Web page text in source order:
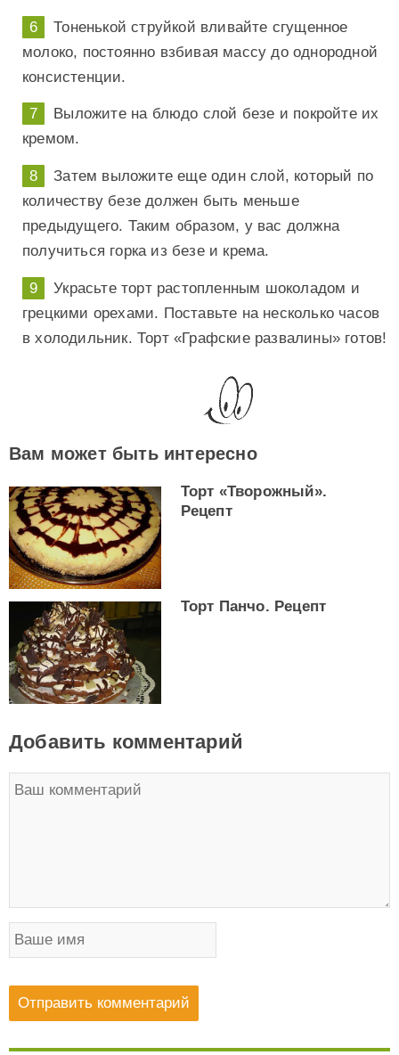
Тоненькой струйкой вливайте сгущенное
молоко, постоянно взбивая массу до однородной
консистенции.
Выложите на блюдо слой безе и покройте их
кремом.
Затем выложите еще один слой, который по
количеству безе должен быть меньше
предыдущего. Таким образом, у вас должна
получиться горка из безе и крема.
Украсьте торт растопленным шоколадом и
грецкими орехами. Поставьте на несколько часов
в холодильник. Торт «Графские развалины» готов!
Вам может быть интересно
Торт «Творожный».
Рецепт
Торт Панчо. Рецепт
Добавить комментарий